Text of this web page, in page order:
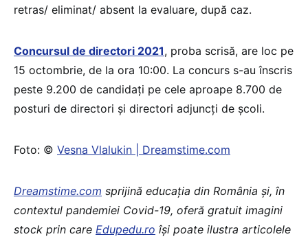
retras/ eliminat/ absent la evaluare, după caz.
Concursul de directori 2021, proba scrisă, are loc pe
15 octombrie, de la ora 10:00. La concurs s-au înscris
peste 9.200 de candidați pe cele aproape 8.700 de
posturi de directori și directori adjuncți de școli.
Foto: © Vesna Vlalukin | Dreamstime.com
Dreamstime.com sprijină educaţia din România şi, în
contextul pandemiei Covid-19, oferă gratuit imagini
stock prin care Edupedu.ro îşi poate ilustra articolele